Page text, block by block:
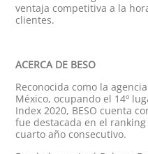
ventaja competitiva a la
clientes.
ACERCA DE BESO
Reconocida como la
México, ocupando el 14º
Index 2020, BESO cuenta
fue destacada en el
cuarto año consecutivo.